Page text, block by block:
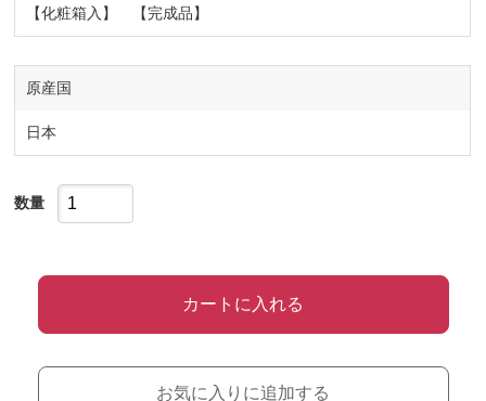
【化粧箱入】 【完成品】
原産国
日本
数量
カートに入れる
お気に入りに追加する